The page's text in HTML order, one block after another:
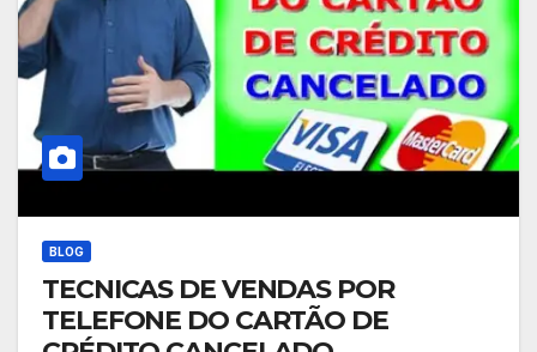
BLOG
TECNICAS DE VENDAS POR
TELEFONE DO CARTÃO DE